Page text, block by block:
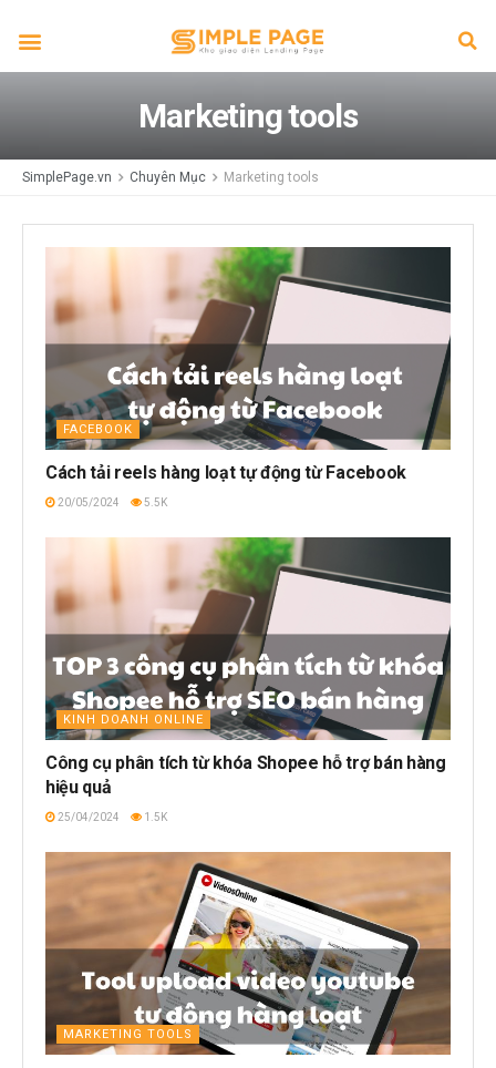
Marketing tools
SimplePage.vn Chuyên Mục Marketing tools
FACEBOOK
Cách tải reels hàng loạt tự động từ Facebook
20/05/2024 5.5K
KINH DOANH ONLINE
Công cụ phân tích từ khóa Shopee hỗ trợ bán hàng
hiệu quả
25/04/2024 1.5K
MARKETING TOOLS